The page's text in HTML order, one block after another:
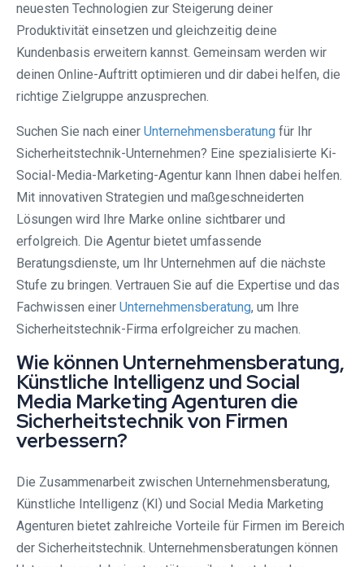
neuesten Technologien zur Steigerung deiner
Produktivität einsetzen und gleichzeitig deine
Kundenbasis erweitern kannst. Gemeinsam werden wir
deinen Online-Auftritt optimieren und dir dabei helfen, die
richtige Zielgruppe anzusprechen.
Suchen Sie nach einer Unternehmensberatung für Ihr
Sicherheitstechnik-Unternehmen? Eine spezialisierte Ki-
Social-Media-Marketing-Agentur kann Ihnen dabei helfen.
Mit innovativen Strategien und maßgeschneiderten
Lösungen wird Ihre Marke online sichtbarer und
erfolgreich. Die Agentur bietet umfassende
Beratungsdienste, um Ihr Unternehmen auf die nächste
Stufe zu bringen. Vertrauen Sie auf die Expertise und das
Fachwissen einer Unternehmensberatung, um Ihre
Sicherheitstechnik-Firma erfolgreicher zu machen.
Wie können Unternehmensberatung,
Künstliche Intelligenz und Social
Media Marketing Agenturen die
Sicherheitstechnik von Firmen
verbessern?
Die Zusammenarbeit zwischen Unternehmensberatung,
Künstliche Intelligenz (KI) und Social Media Marketing
Agenturen bietet zahlreiche Vorteile für Firmen im Bereich
der Sicherheitstechnik. Unternehmensberatungen können